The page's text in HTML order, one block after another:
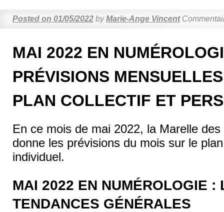
Posted on 01/05/2022 by Marie-Ange Vincent
MAI 2022 EN
PRÉVISIONS
PLAN COLLECTIF ET
En ce mois de mai 2022, la Marelle
donne les prévisions du mois sur le
individuel.
MAI 2022 EN NUMÉROLOGIE :
TENDANCES GÉNÉRALES